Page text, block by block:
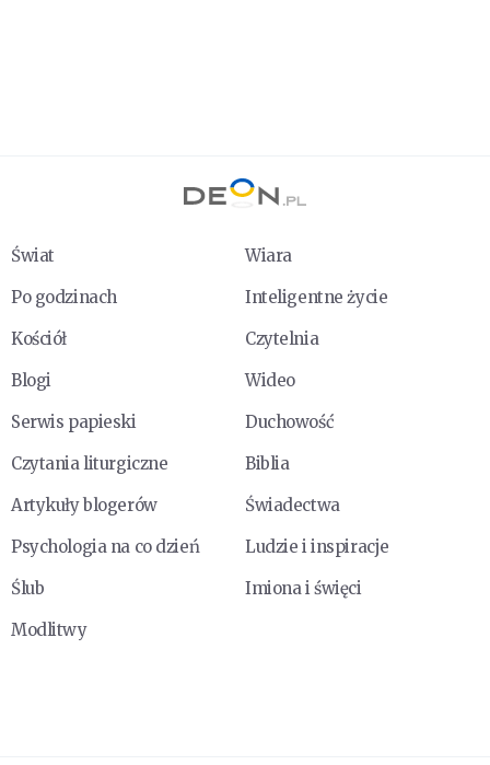
Świat
Wiara
Po godzinach
Inteligentne życie
Kościół
Czytelnia
Blogi
Wideo
Serwis papieski
Duchowość
Czytania liturgiczne
Biblia
Artykuły blogerów
Świadectwa
Psychologia na co dzień
Ludzie i inspiracje
Ślub
Imiona i święci
Modlitwy